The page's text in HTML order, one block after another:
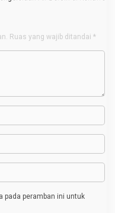
Ruas yang wajib ditandai *
pada peramban ini untuk